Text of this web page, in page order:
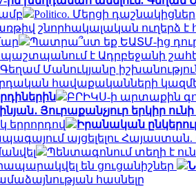
Politico. Մերցի
շնորհակալական ուղերձ
Պատրա՞ստ եք ԵԱՏՄ-ից
պաշտպանում է Ադրբեջանի
Գեղամ Մանուկյանը
հավաքականների
ԲՐԻԿՍ-ի արտաքին
Յուրաքանչյուր երկիր
երրորդով
Իրանական
այցելելու
Պենտագոնում տեղի է
են ցուցանիշներ
հասնելը